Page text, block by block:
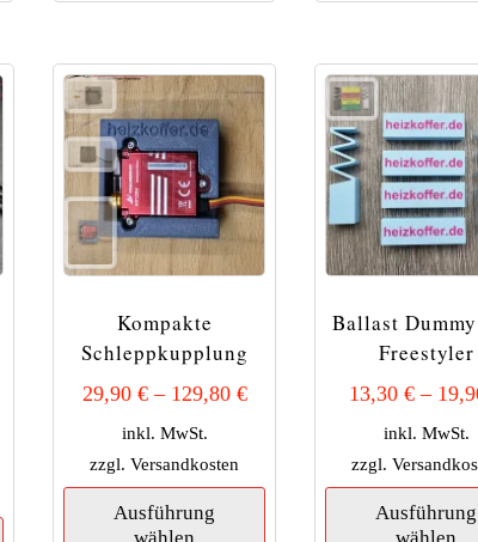
Optionen
können
Produktseite
gewählt
Optionen
Produktseite
gewählt
Kompakte
Schleppkupplung
29,90 €– 129,80 €
inkl. MwSt.
zzgl.Versandkosten
Ausführung
Dieses
Ballast
Freestyler
13,30€ –
inkl. MwSt.
zzgl.
Ausführung